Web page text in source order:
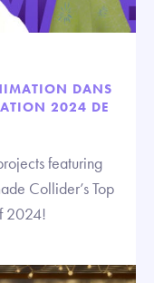
DANS
2024 DE
featuring
Collider’s Top
2024!